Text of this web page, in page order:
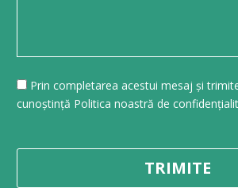
Prin completarea acestui mesaj și
cunoștință Politica noastră de